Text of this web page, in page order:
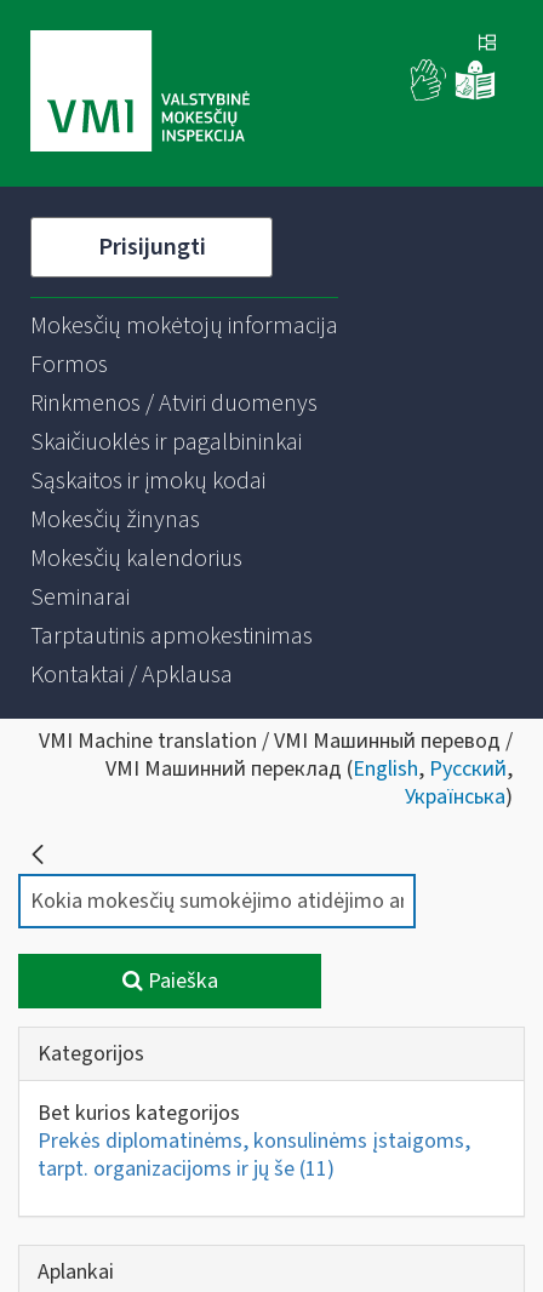
Prisijungti
Mokesčių mokėtojų informacija
Formos
Rinkmenos / Atviri duomenys
Skaičiuoklės ir pagalbininkai
Sąskaitos ir įmokų kodai
Mokesčių žinynas
Mokesčių kalendorius
Seminarai
Tarptautinis apmokestinimas
Kontaktai / Apklausa
VMI Machine translation / VMI Машинный перевод /
VMI Машинний переклад (English, Русский,
Українська)
Paieška
Kategorijos
Bet kurios kategorijos
Prekės diplomatinėms, konsulinėms įstaigoms,
tarpt. organizacijoms ir jų še (11)
Aplankai